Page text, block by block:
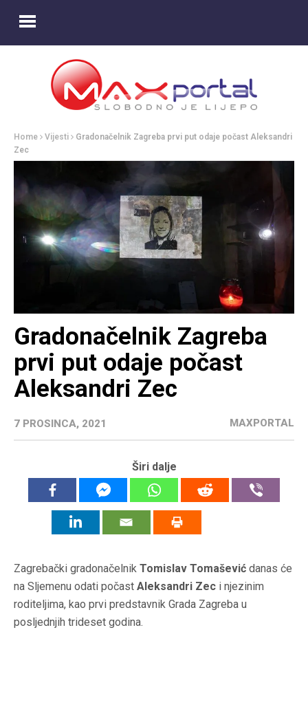
Home Vijesti
Gradonačelnik Zagreba prvi put odaje počast Aleksandri
Zec
Gradonačelnik Zagreba
prvi put odaje počast
Aleksandri Zec
7 PROSINCA, 2021 MAXPORTAL
Širi dalje
Zagrebački gradonačelnik Tomislav Tomašević danas će
na Sljemenu odati počast Aleksandri Zec i njezinim
roditeljima, kao prvi predstavnik Grada Zagreba u
posljednjih trideset godina.